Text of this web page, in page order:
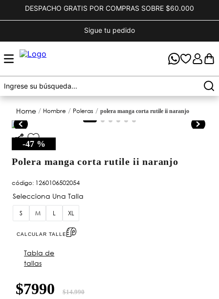
DESPACHO GRATIS POR COMPRAS SOBRE $60.000
Sigue tu pedido
hombre poleras polera manga corta rutile ii naranjo
-47 %
polera manga corta rutile ii naranjo
código: 1260106502054
S M L XL
CALCULAR TALLE
Tabla de
tallas
$7990 $14.990